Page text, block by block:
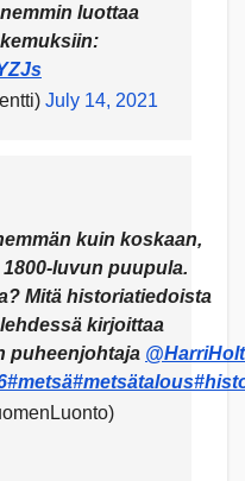
luottaa
July 14, 2021
kuin koskaan,
luvun puupula.
Mitä historiatiedoista
kirjoittaa
puheenjohtaja
#metsä#metsätalous